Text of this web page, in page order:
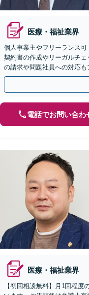
医療・福祉業界
個人事業主やフリーランス可
契約書の作成やリーガルチ
の請求や問題社員への対応
業界の顧問実績あり】
電話でお問い合わ
医療・福祉業界
【初回相談無料】月1回程